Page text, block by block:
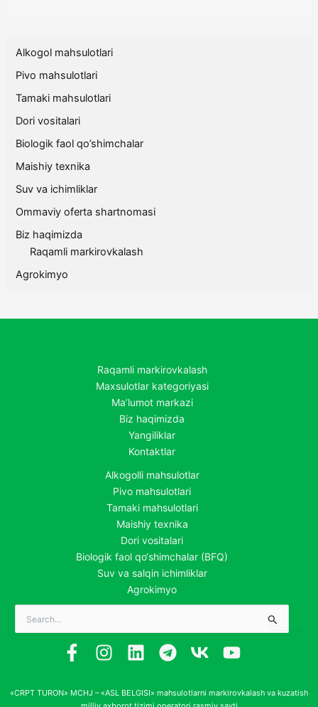
Alkogol mahsulotlari
Pivo mahsulotlari
Tamaki mahsulotlari
Dori vositalari
Biologik faol qo’shimchalar
Maishiy texnika
Suv va ichimliklar
Ommaviy oferta shartnomasi
Biz haqimizda
Raqamli markirovkalash
Agrokimyo
Raqamli markirovkalash
Maxsulotlar kategoriyasi
Ma’lumot markazi
Biz haqimizda
Yangiliklar
Kontaktlar
Alkogolli mahsulotlar
Pivo mahsulotlari
Tamaki mahsulotlari
Maishiy texnika
Dori vositalari
Biologik faol qo‘shimchalar (BFQ)
Suv va salqin ichimliklar
Agrokimyo
Search
for:
«CRPT TURON» MCHJ – «ASL BELGISI» mahsulotlarni markirovkalash va kuzatish